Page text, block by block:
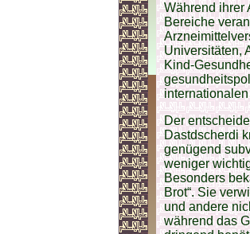
Während ihrer
Bereiche
Universitäten,
Kind-
Der
Dastdscherdi
genügend
weniger
Besonders
Brot“. Sie
und andere
während das